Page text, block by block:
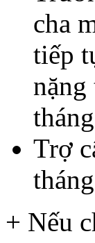
cha
tiếp
Trợ
+ Nếu